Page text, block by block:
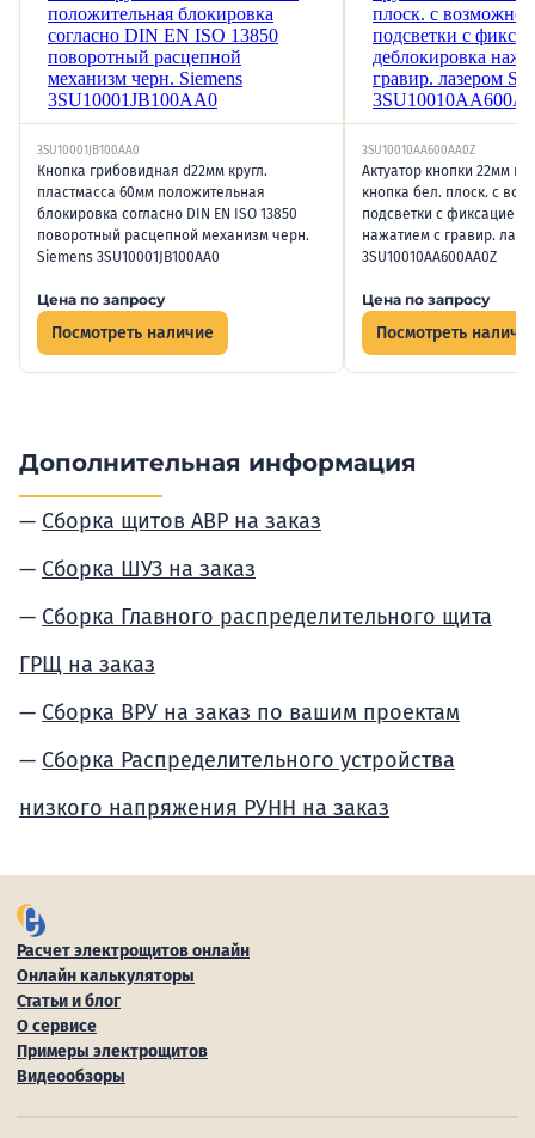
3SU10001JB100AA0
Кнопка грибовидная d22мм кругл.
пластмасса 60мм положительная
блокировка согласно DIN EN ISO 13850
поворотный расцепной механизм черн.
Siemens 3SU10001JB100AA0
Цена по запросу
Посмотреть наличие
3SU10010AA600AA0Z
Актуатор кнопки 22мм
кнопка бел. плоск. с
подсветки с фиксацией
нажатием с гравир.
3SU10010AA600AA0Z
Цена по запросу
Посмотреть
Дополнительная информация
Сборка щитов АВР на заказ
Сборка ШУЗ на заказ
Сборка Главного распределительного щита
ГРЩ на заказ
Сборка ВРУ на заказ по вашим проектам
Сборка Распределительного устройства
низкого напряжения РУНН на заказ
Расчет электрощитов онлайн
Онлайн калькуляторы
Статьи и блог
О сервисе
Примеры электрощитов
Видеообзоры